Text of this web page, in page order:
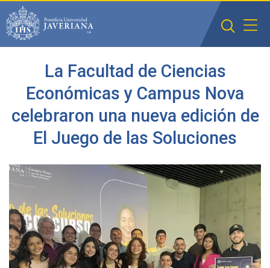
Saltar al contenido principal
La Facultad de Ciencias
Económicas y Campus Nova
celebraron una nueva edición de
El Juego de las Soluciones